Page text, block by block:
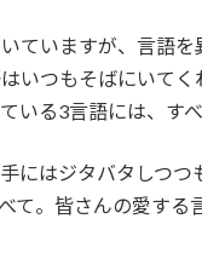
ていますが、言語を
いつもそばにいて
いる3言語には、す
にはジタバタしつつ
て。皆さんの愛する